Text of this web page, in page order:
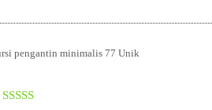
pengantin minimalis 77 Unik